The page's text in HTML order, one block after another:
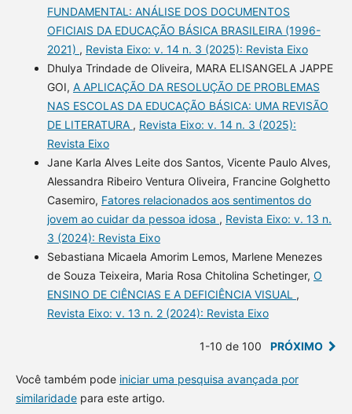
FUNDAMENTAL: ANÁLISE DOS DOCUMENTOS
OFICIAIS DA EDUCAÇÃO BÁSICA BRASILEIRA (1996-
2021) , Revista Eixo: v. 14 n. 3 (2025): Revista Eixo
Dhulya Trindade de Oliveira, MARA ELISANGELA JAPPE
GOI, A APLICAÇÃO DA RESOLUÇÃO DE PROBLEMAS
NAS ESCOLAS DA EDUCAÇÃO BÁSICA: UMA REVISÃO
DE LITERATURA , Revista Eixo: v. 14 n. 3 (2025):
Revista Eixo
Jane Karla Alves Leite dos Santos, Vicente Paulo Alves,
Alessandra Ribeiro Ventura Oliveira, Francine Golghetto
Casemiro, Fatores relacionados aos sentimentos do
jovem ao cuidar da pessoa idosa , Revista Eixo: v. 13 n.
3 (2024): Revista Eixo
Sebastiana Micaela Amorim Lemos, Marlene Menezes
de Souza Teixeira, Maria Rosa Chitolina Schetinger, O
ENSINO DE CIÊNCIAS E A DEFICIÊNCIA VISUAL ,
Revista Eixo: v. 13 n. 2 (2024): Revista Eixo
1-10 de 100 PRÓXIMO
Você também pode iniciar uma pesquisa avançada por
similaridadepara este artigo.